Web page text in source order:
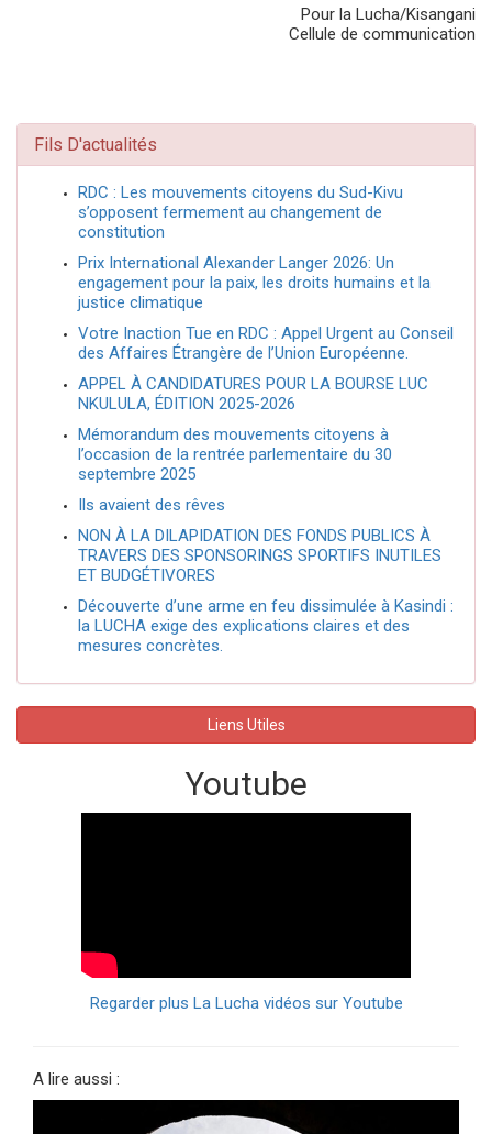
Pour la Lucha/Kisangani
Cellule de communication
Fils D'actualités
RDC : Les mouvements citoyens du Sud-Kivu
s’opposent fermement au changement de
constitution
Prix International Alexander Langer 2026: Un
engagement pour la paix, les droits humains et la
justice climatique
Votre Inaction Tue en RDC : Appel Urgent au Conseil
des Affaires Étrangère de l’Union Européenne.
APPEL À CANDIDATURES POUR LA BOURSE LUC
NKULULA, ÉDITION 2025-2026
Mémorandum des mouvements citoyens à
l’occasion de la rentrée parlementaire du 30
septembre 2025
Ils avaient des rêves
NON À LA DILAPIDATION DES FONDS PUBLICS À
TRAVERS DES SPONSORINGS SPORTIFS INUTILES
ET BUDGÉTIVORES
Découverte d’une arme en feu dissimulée à Kasindi :
la LUCHA exige des explications claires et des
mesures concrètes.
Liens Utiles
Youtube
Regarder plus La Lucha vidéos sur Youtube
A lire aussi :